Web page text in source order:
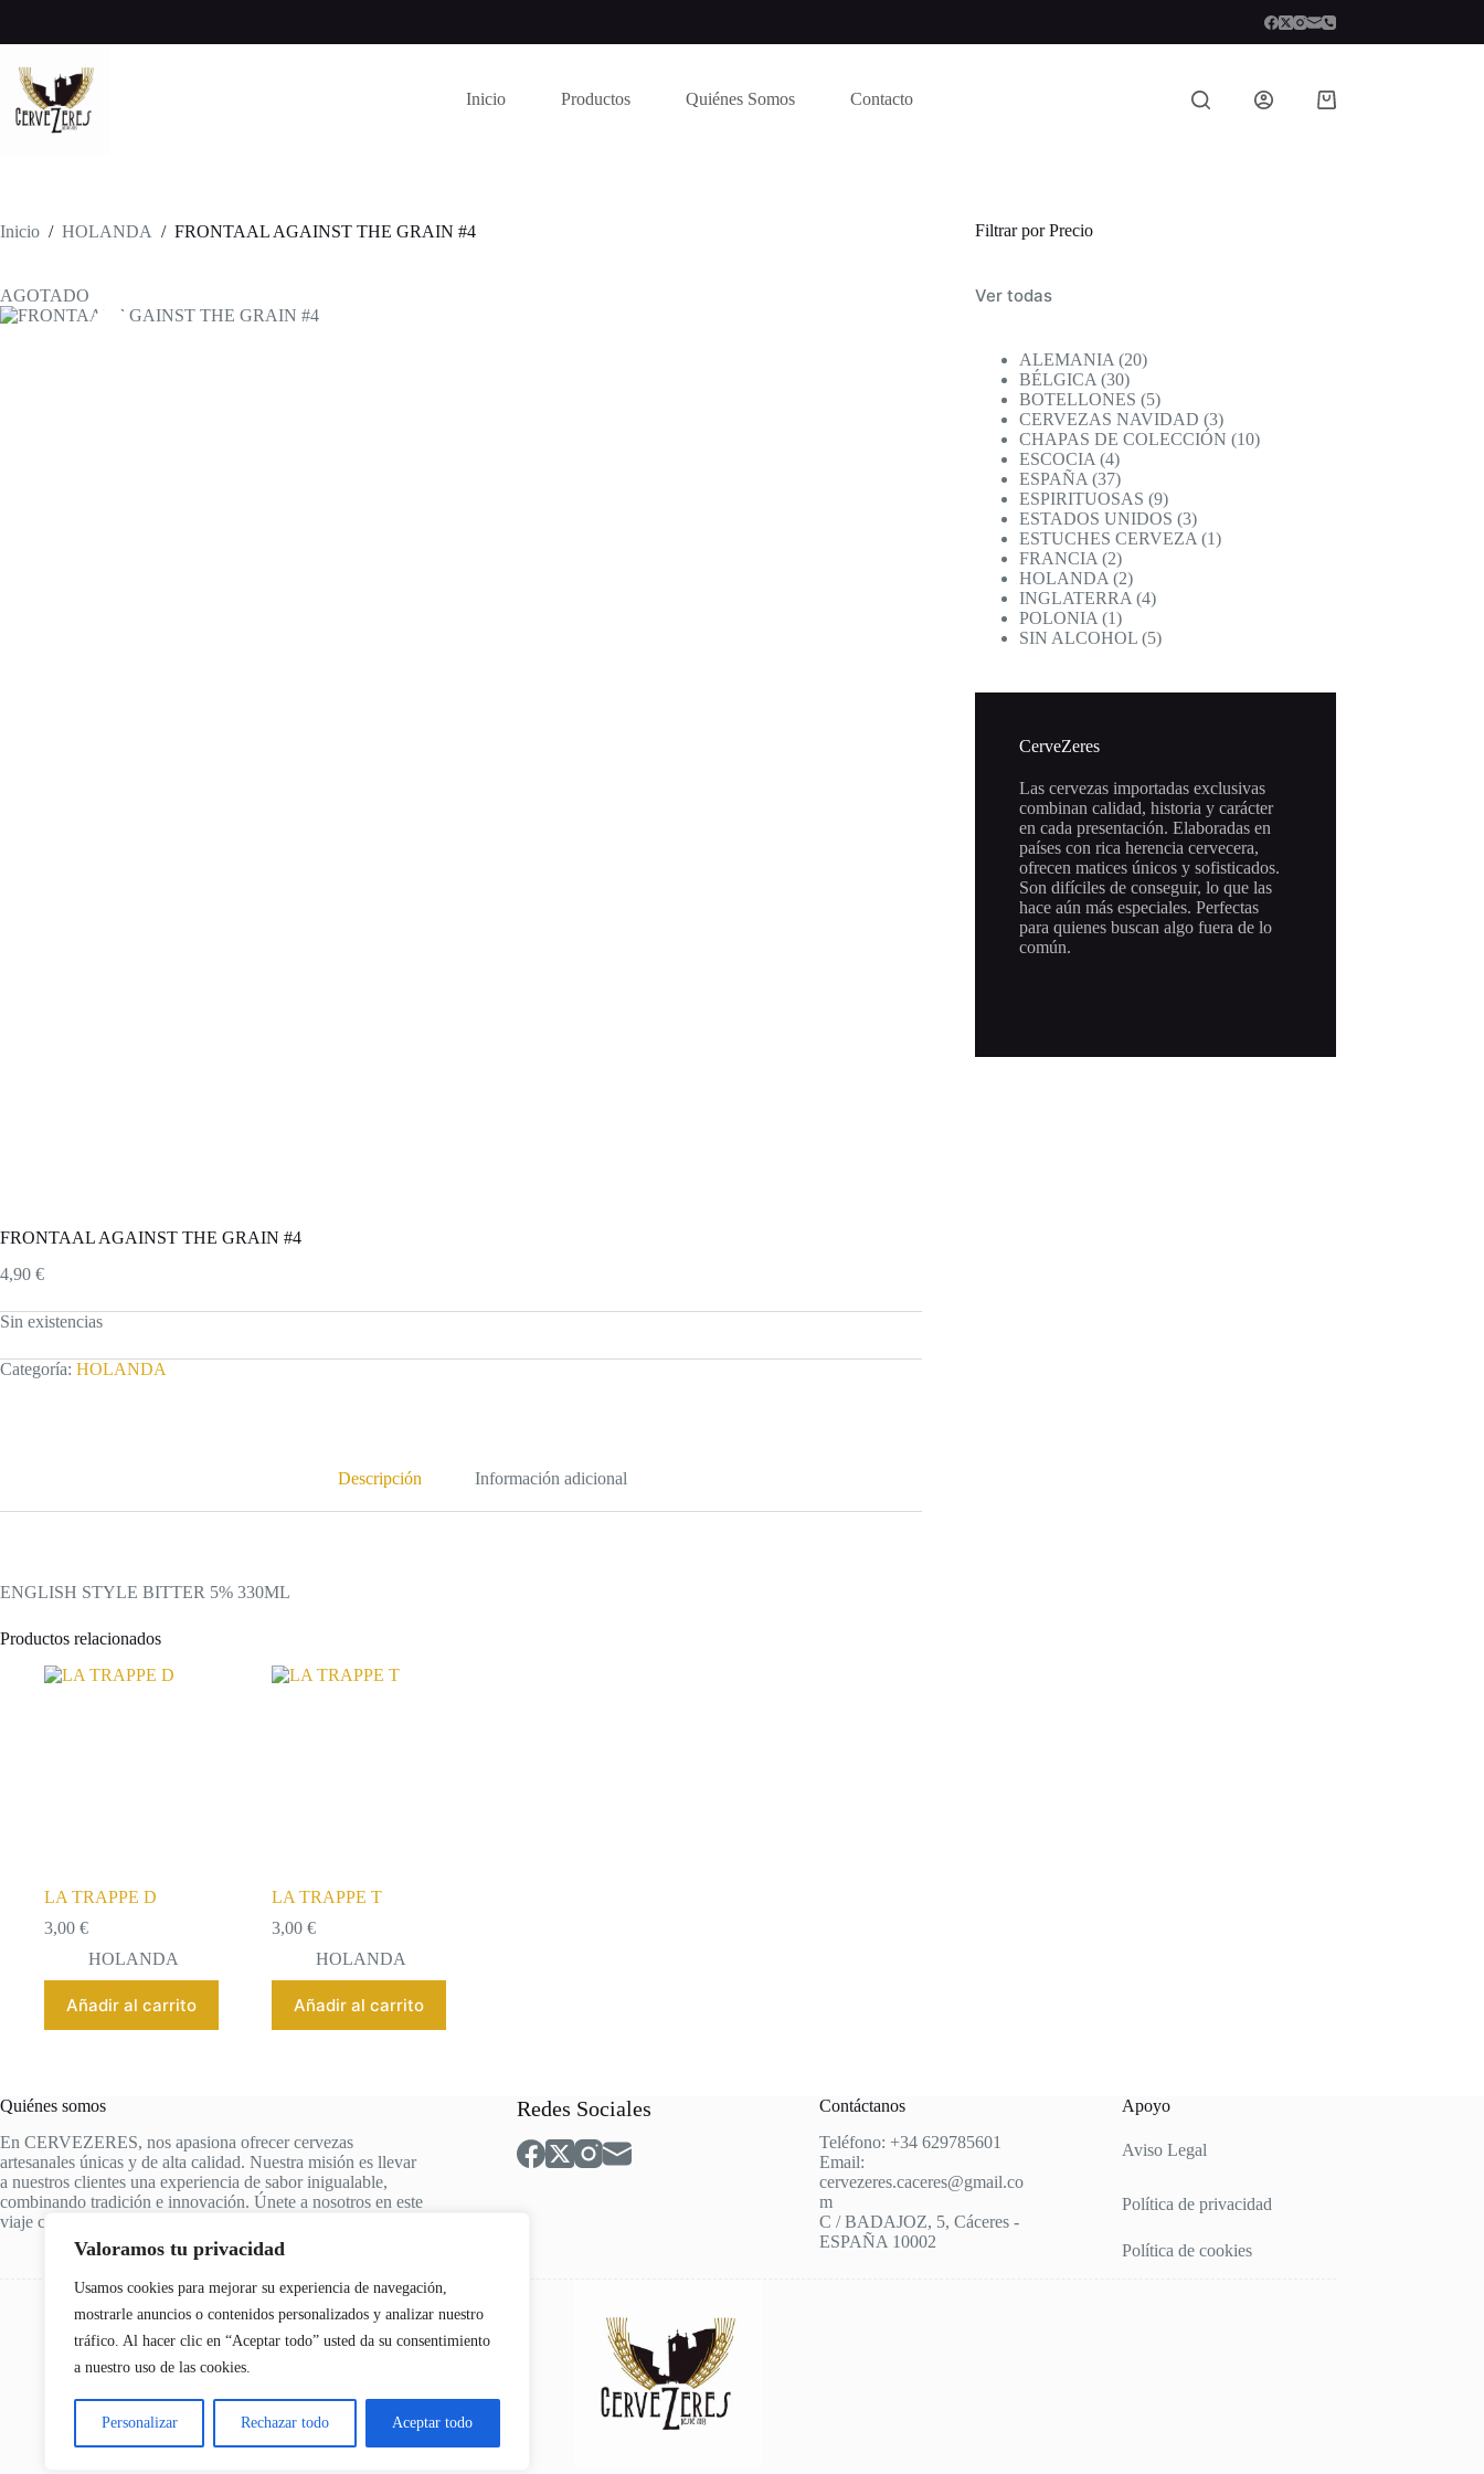
Valoramos tu privacidad
Usamos cookies para mejorar su experiencia de navegación,
mostrarle anuncios o contenidos personalizados y analizar nuestro
tráfico. Al hacer clic en “Aceptar todo” usted da su consentimiento
a nuestro uso de las cookies.
Personalizar Rechazar todo Aceptar todo
contenido
Inicio Productos Quiénes Somos Contacto
Carro
Inicio / HOLANDA / FRONTAAL AGAINST THE GRAIN #4
AGOTADO
FRONTAAL AGAINST THE GRAIN #4
4,90 €
Sin existencias
Categoría: HOLANDA
Descripción Información adicional
ENGLISH STYLE BITTER 5% 330ML
Productos relacionados
LA TRAPPE D
3,00 €
HOLANDA
Añadir al carrito
LA TRAPPE T
3,00€
HOLANDA
Añadir al carrito
Filtrar por Precio
Ver todas
ALEMANIA 2020
BÉLGICA 3030
productos
BOTELLONES 55
productos
CERVEZAS NAVIDAD 33
productos
CHAPAS DE COLECCIÓN 1010
ESCOCIA 44
productos
ESPAÑA 3737
productos
ESPIRITUOSAS 99
productos
ESTADOS UNIDOS 33
productos
ESTUCHES CERVEZA 11
FRANCIA 22
productos
HOLANDA 22
productos
INGLATERRA 44
POLONIA 11
producto
SIN ALCOHOL 55
CerveZeres
Las cervezas importadas exclusivas
combinan calidad, historia y carácter
en cada presentación. Elaboradas en
países con rica herencia cervecera,
ofrecen matices únicos y sofisticados.
Son difíciles de conseguir, lo que las
hace aún más especiales. Perfectas
para quienes buscan algo fuera de lo
común.
Quiénes somos
En CERVEZERES, nos apasiona ofrecer cervezas
artesanales únicas y de alta calidad. Nuestra misión es llevar
a nuestros clientes una experiencia de sabor inigualable,
combinando tradición e innovación. Únete a nosotros en este
viaje cervecero y descubre tus nuevas cervezas favoritas.
Redes Sociales
Contáctanos
Teléfono: +34 629785601
Email:
cervezeres.caceres@gmail.co
m
C / BADAJOZ, 5, Cáceres -
ESPAÑA 10002
Apoyo
Aviso Legal
Política de privacidad
Política de cookies